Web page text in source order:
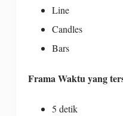
Line
Candles
Bars
Frama Waktu yang
5 detik